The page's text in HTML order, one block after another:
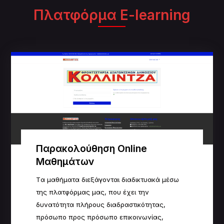
Πλατφόρμα E-learning
Παρακολούθηση Online
Μαθημάτων
Tα μαθήματα διεξάγονται διαδικτυακά μέσω
της πλατφόρμας μας, που έχει την
δυνατότητα πλήρους διαδραστικότητας,
πρόσωπο προς πρόσωπο επικοινωνίας,